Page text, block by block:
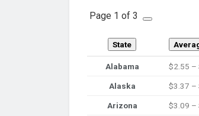
Page 1 of 3
State
Alabama $2.55 –
Alaska $3.37 –
Arizona $3.09 –